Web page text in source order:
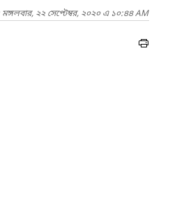
২২ সেপ্টেম্বর, ২০২০ এ ১০:৪৪ AM